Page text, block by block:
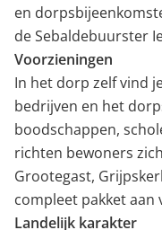
en
de Sebaldebuurster
Voorzieningen
In het dorp zelf vind
bedrijven en het
boodschappen,
richten bewoners
Grootegast,
compleet pakket aan
Landelijk karakter